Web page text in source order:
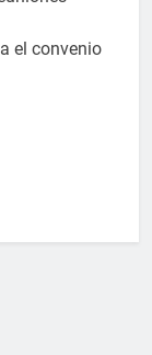
el convenio